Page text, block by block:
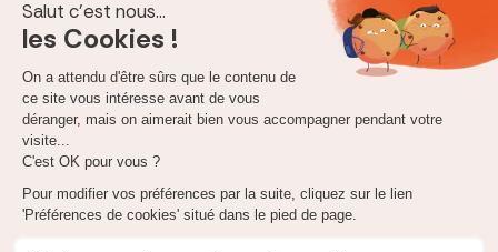
Prêt immobilier pour intérimaire : vos options de
financement
Les travailleurs intérimaires peuvent accéder à un prêt grâce à
des dispositifs spécifiques et en prouvant leur stabilité
financière. Explorez les solutions pour obtenir un financement.
→ En savoir plus sur les prêts pour intérimaires
Prêt immobilier sans CDI : emprunter avec un contrat